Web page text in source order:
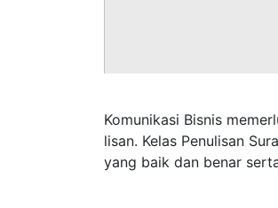
Komunikasi Bisnis
lisan. Kelas Penulisan
yang baik dan benar